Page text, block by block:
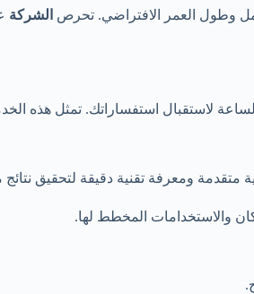
وطول العمر الافتراضي. تحرص الشركة
لاستقبال استفساراتك. تمثل هذه
ومعرفة تقنية دقيقة لتحقيق نتائج
والاستخدامات المخطط لها.